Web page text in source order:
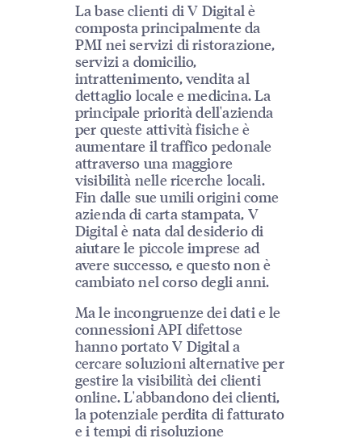
La base clienti di V Digital è
composta principalmente da
PMI nei servizi di ristorazione,
servizi a domicilio,
intrattenimento, vendita al
dettaglio locale e medicina. La
principale priorità dell'azienda
per queste attività fisiche è
aumentare il traffico pedonale
attraverso una maggiore
visibilità nelle ricerche locali.
Fin dalle sue umili origini come
azienda di carta stampata, V
Digital è nata dal desiderio di
aiutare le piccole imprese ad
avere successo, e questo non è
cambiato nel corso degli anni.
Ma le incongruenze dei dati e le
connessioni API difettose
hanno portato V Digital a
cercare soluzioni alternative per
gestire la visibilità dei clienti
online. L'abbandono dei clienti,
la potenziale perdita di fatturato
e i tempi di risoluzione